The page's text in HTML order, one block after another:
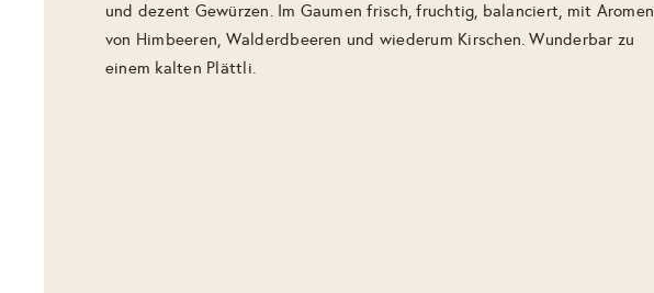
und dezent Gewürzen. Im Gaumen frisch, fruchtig, balanciert, mit Aromen
von Himbeeren, Walderdbeeren und wiederum Kirschen. Wunderbar zu
einem kalten Plättli.